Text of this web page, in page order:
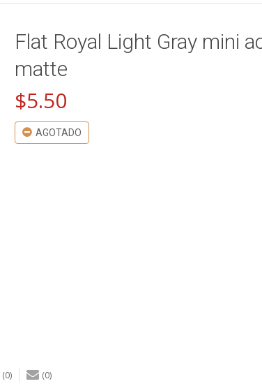
Flat Royal Light Gray mini
matte
$5.50
AGOTADO
(0) (0)